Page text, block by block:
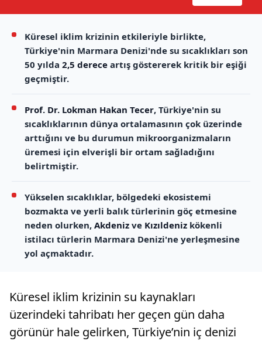
Küresel iklim krizinin etkileriyle birlikte,
Türkiye'nin Marmara Denizi'nde su sıcaklıkları son
50 yılda 2,5 derece artış göstererek kritik bir eşiği
geçmiştir.
Prof. Dr. Lokman Hakan Tecer, Türkiye'nin su
sıcaklıklarının dünya ortalamasının çok üzerinde
arttığını ve bu durumun mikroorganizmaların
üremesi için elverişli bir ortam sağladığını
belirtmiştir.
Yükselen sıcaklıklar, bölgedeki ekosistemi
bozmakta ve yerli balık türlerinin göç etmesine
neden olurken, Akdeniz ve Kızıldeniz kökenli
istilacı türlerin Marmara Denizi'ne yerleşmesine
yol açmaktadır.
Küresel iklim krizinin su kaynakları
üzerindeki tahribatı her geçen gün daha
görünür hale gelirken, Türkiye’nin iç denizi